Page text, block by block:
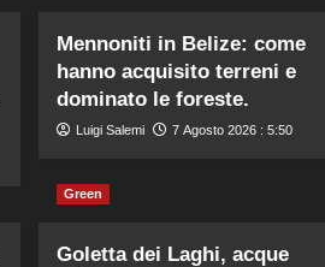
Mennoniti in Belize: come
hanno acquisito terreni e
dominato le foreste.
Luigi Salemi 7 Agosto 2026 : 5:50
Green
Goletta dei Laghi, acque